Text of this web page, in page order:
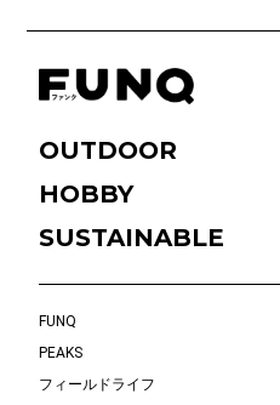
OUTDOOR
HOBBY
SUSTAINABLE
FUNQ
PEAKS
フィールドライフ